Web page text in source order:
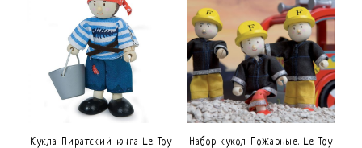
Кукла Пиратский юнга Le Toy
Набор кукол Пожарные. Le Toy